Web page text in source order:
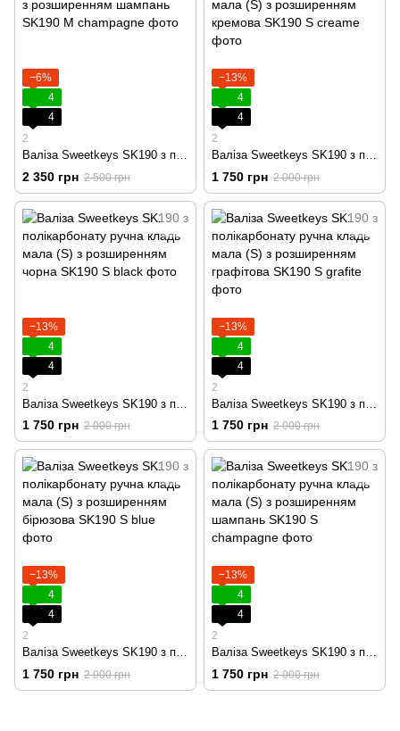
−6%
4
4
2
Валіза Sweetkeys SK190 з полікарбонату середня (M) з розширенням шампань
2 350 грн 2 500 грн
−13%
4
4
2
Валіза Sweetkeys SK190 з полікарбонату ручна кладь мала (S) з розширенням кремова
1 750 грн 2 000 грн
−13%
4
4
2
1 750 грн 2 000 грн
−13%
4
4
2
1 750 грн 2 000 грн
−13%
4
4
2
Валіза Sweetkeys SK190 з полікарбонату ручна кладь мала (S) з розширенням бірюзова
1 750 грн 2 000 грн
−13%
4
4
2
Валіза Sweetkeys SK190 з полікарбонату ручна кладь мала (S) з розширенням шампань
1 750 грн 2 000 грн